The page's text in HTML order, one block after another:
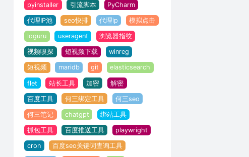
pyinstaller 引流脚本 PyCharm
代理IP池 seo快排 代理ip 模拟点击
loguru useragent 浏览器指纹
视频嗅探 短视频下载 winreg
短视频 maridb git elasticsearch
flet 站长工具 加密 解密
百度工具 何三绑定工具 何三seo
何三笔记 chatgpt 绑站工具
抓包工具 百度推送工具 playwright
cron 百度seo关键词查询工具